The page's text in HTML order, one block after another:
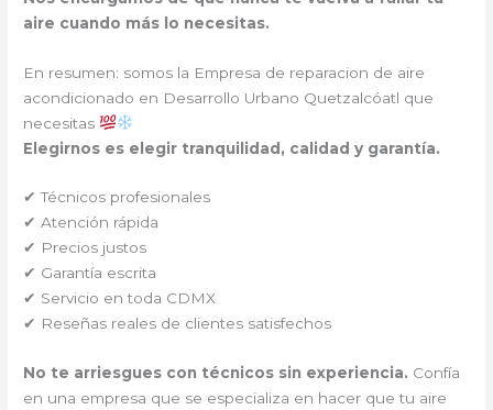
aire cuando más lo necesitas.
En resumen: somos la Empresa de reparacion de aire
acondicionado en Desarrollo Urbano Quetzalcóatl que
necesitas
Elegirnos es elegir tranquilidad, calidad y garantía.
✔ Técnicos profesionales
✔ Atención rápida
✔ Precios justos
✔ Garantía escrita
✔ Servicio en toda CDMX
✔ Reseñas reales de clientes satisfechos
No te arriesgues con técnicos sin experiencia. Confía
en una empresa que se especializa en hacer que tu aire